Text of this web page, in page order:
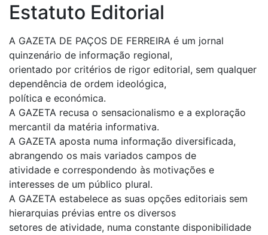
Estatuto Editorial
A GAZETA DE PAÇOS DE FERREIRA é um jornal
quinzenário de informação regional,
orientado por critérios de rigor editorial, sem qualquer
dependência de ordem ideológica,
política e económica.
A GAZETA recusa o sensacionalismo e a exploração
mercantil da matéria informativa.
A GAZETA aposta numa informação diversificada,
abrangendo os mais variados campos de
atividade e correspondendo às motivações e
interesses de um público plural.
A GAZETA estabelece as suas opções editoriais sem
hierarquias prévias entre os diversos
setores de atividade, numa constante disponibilidade